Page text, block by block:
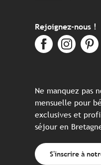
Rejoignez-nous !
Ne manquez pas
mensuelle pour
exclusives et
séjour en
S'inscrire à